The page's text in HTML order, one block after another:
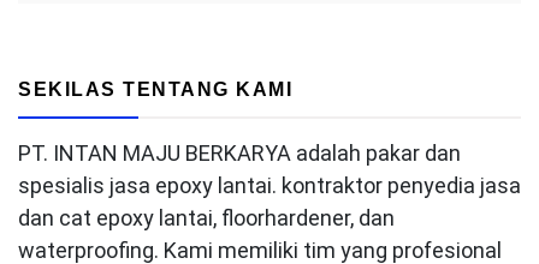
SEKILAS TENTANG KAMI
PT. INTAN MAJU BERKARYA adalah pakar dan
spesialis jasa epoxy lantai. kontraktor penyedia jasa
dan cat epoxy lantai, floorhardener, dan
waterproofing. Kami memiliki tim yang profesional